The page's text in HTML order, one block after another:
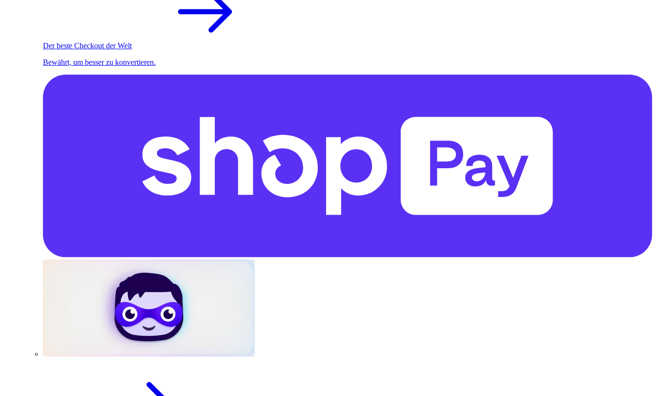
Der beste Checkout der Welt
Bewährt, um besser zu konvertieren.